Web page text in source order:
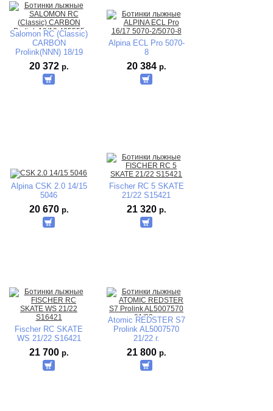
Salomon RC (Classic)
CARBON
Prolink(NNN) 18/19
405555
20 372 р.
Alpina ECL Pro 5070-
8
20 384 р.
Alpina СSK 2.0 14/15
5046
20 670 р.
Fischer RC 5 SKATE
21/22 S15421
21 320 р.
Fischer RC SKATE
WS 21/22 S16421
21 700 р.
Atomic REDSTER S7
Prolink AL5007570
21/22 г.
21 800 р.